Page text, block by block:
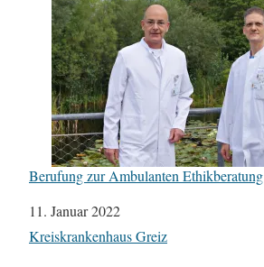
Berufung zur Ambulanten Ethikberatung
Datum
11. Januar 2022
In Bezug auf
Kreiskrankenhaus Greiz